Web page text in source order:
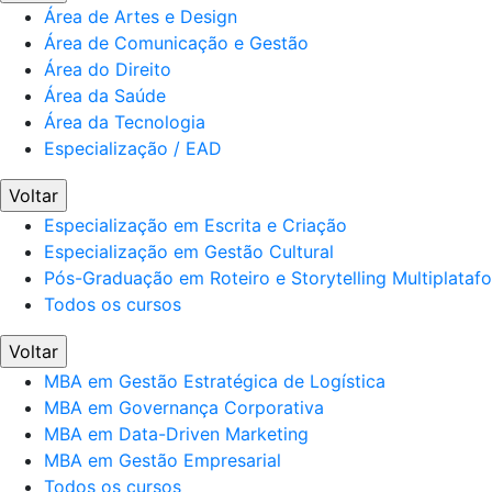
Área de Artes e Design
Área de Comunicação e Gestão
Área do Direito
Área da Saúde
Área da Tecnologia
Especialização / EAD
Voltar
Especialização em Escrita e Criação
Especialização em Gestão Cultural
Pós-Graduação em Roteiro e Storytelling
Todos os cursos
Voltar
MBA em Gestão Estratégica de Logística
MBA em Governança Corporativa
MBA em Data-Driven Marketing
MBA em Gestão Empresarial
Todos os cursos